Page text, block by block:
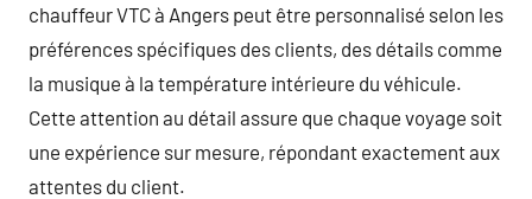
chauffeur VTC à Angers peut être personnalisé selon les
préférences spécifiques des clients, des détails comme
la musique à la température intérieure du véhicule.
Cette attention au détail assure que chaque voyage soit
une expérience sur mesure, répondant exactement aux
attentes du client.